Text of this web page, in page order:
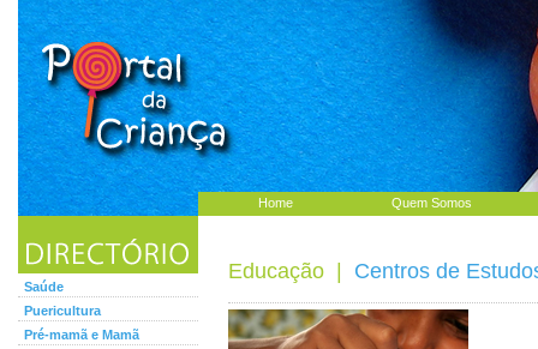
Home Quem Somos
Saúde
Puericultura
Pré-mamã e Mamã
Educação Centros de